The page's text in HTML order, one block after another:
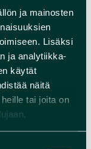
ja mainosten
Lisäksi
ja analytiikka-
käytät
näitä
tai joita on
Rokua